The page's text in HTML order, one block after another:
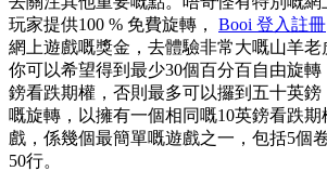
玩家提供100 % 免費旋轉， Booi 登入註冊
網上遊戲嘅獎金，去體驗非常大嘅山羊老
你可以希望得到最少30個百分百自由旋
鎊看跌期權，否則最多可以攞到五十英鎊
嘅旋轉，以擁有一個相同嘅10英鎊看跌
戲，係幾個最簡單嘅遊戲之一，包括5個
50行。